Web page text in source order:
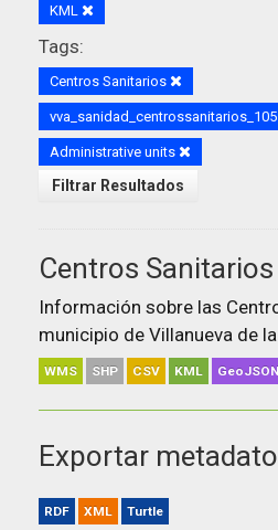
KML
Tags:
Centros Sanitarios
vva_sanidad_centrossanitarios_105
Administrative units
Filtrar Resultados
Centros Sanitarios
Información sobre las
municipio de Villanueva de
WMS SHP CSV KML GeoJSON
Exportar
RDF XML Turtle